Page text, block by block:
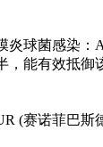
炎球菌感染：
，能有效抵御
(赛诺菲巴斯